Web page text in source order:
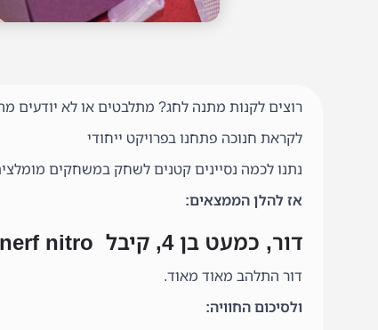
רוצים לקנות מתנה לחג? מתלבטים או לא יודעים
לקראת חנוכה פתחנו בפרויקט ייחודי
נתנו לכמה נסיינים קטנים לשחק במשחקים
אז להלן הממצאים:
דור, כמעט בן 4, קיבל nerf nitro (רובה משחק שיורה מכוניות למטרת שונות)
דור התלהב מאוד מאוד.
ולסיכום החוויה: